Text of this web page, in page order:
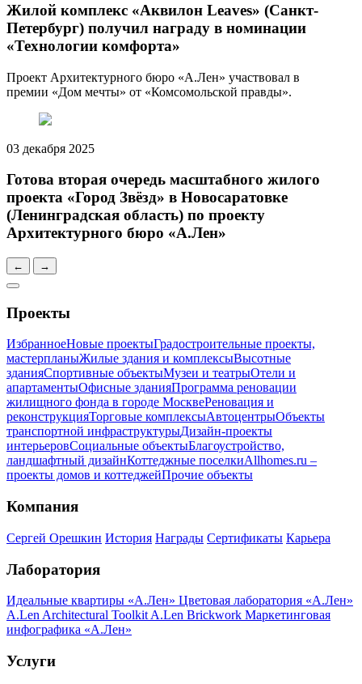
Жилой комплекс «Аквилон Leaves» (Санкт-
Петербург) получил награду в номинации
«Технологии комфорта»
Проект Архитектурного бюро «А.Лен» участвовал в
премии «Дом мечты» от «Комсомольской правды».
03 декабря 2025
Готова вторая очередь масштабного жилого
проекта «Город Звёзд» в Новосаратовке
(Ленинградская область) по проекту
Архитектурного бюро «А.Лен»
← →
Проекты
ИзбранноеНовые проектыГрадостроительные проекты,
мастерпланыЖилые здания и комплексыВысотные
зданияСпортивные объектыМузеи и театрыОтели и
апартаментыОфисные зданияПрограмма реновации
жилищного фонда в городе МосквеРеновация и
реконструкцияТорговые комплексыАвтоцентрыОбъекты
транспортной инфраструктурыДизайн-проекты
интерьеровСоциальные объектыБлагоустройство,
ландшафтный дизайнКоттеджные поселкиAllhomes.ru –
проекты домов и коттеджейПрочие объекты
Компания
Сергей Орешкин История Награды Сертификаты Карьера
Лаборатория
Идеальные квартиры «А.Лен» Цветовая лаборатория «А.Лен»
A.Len Architectural Toolkit A.Len Brickwork Маркетинговая
инфографика «А.Лен»
Услуги